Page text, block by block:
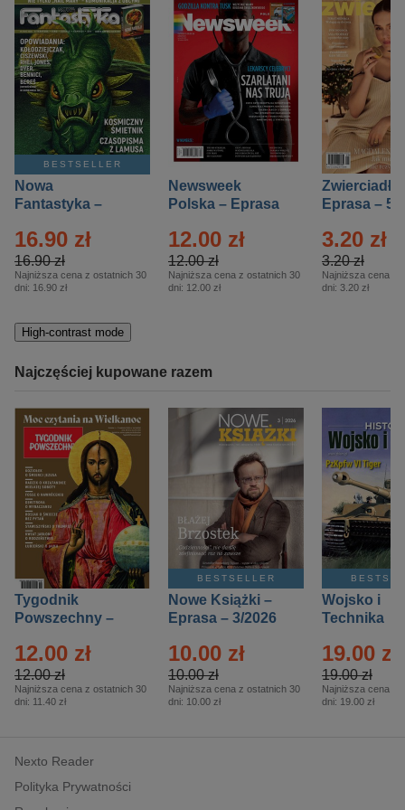
BESTSELLER
Nowa
Fantastyka –
16.90 zł
16.90 zł
Najniższa cena z ostatnich 30
dni: 16.90 zł
Newsweek
Polska – Eprasa
12.00 zł
12.00 zł
Najniższa cena z ostatnich 30
dni: 12.00 zł
Zwierciadło
Eprasa – 5/
3.20 zł
3.20 zł
Najniższa cena z
dni: 3.20 zł
High-contrast mode
Najczęściej kupowane razem
Tygodnik
Powszechny –
12.00 zł
12.00 zł
Najniższa cena z ostatnich 30
dni: 11.40 zł
BESTSELLER
Nowe Książki –
Eprasa – 3/2026
10.00 zł
10.00 zł
Najniższa cena z ostatnich 30
dni: 10.00 zł
Wojsko i
Technika
– 2/2026
19.00 zł
19.00 zł
Najniższa cena z
dni: 19.00 zł
Nexto Reader
Polityka Prywatności